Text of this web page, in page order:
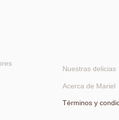
Nuestras delicias
Acerca de Mariel
Términos y